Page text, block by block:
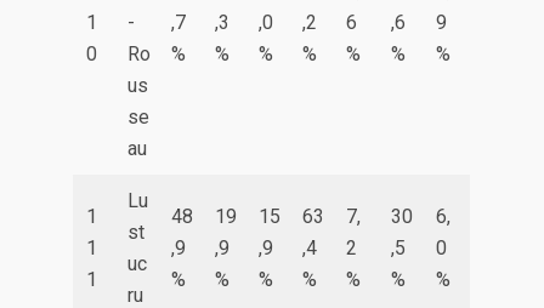
1
0
-
Ro
us
se
au
,7
%
,3
%
,0
%
,2
%
6
%
,6
%
9
%
1
1
1
Lu
st
uc
ru
48
,9
%
19
,9
%
15
,9
%
63
,4
%
7,
2
%
30
,5
%
6,
0
%